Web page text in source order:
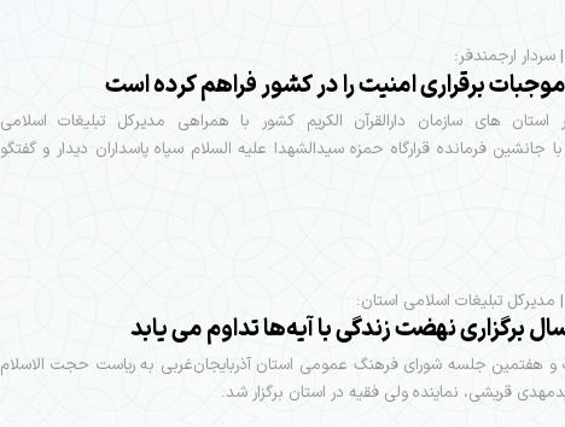
سردار ارجمندفر:
برقراری امنیت را در کشور فراهم کرده است
های سازمان دارالقرآن الکریم کشور با همراهی مدیرکل تبلیغات اسلامی
با جانشین فرمانده قرارگاه حمزه سیدالشهدا علیه السلام سپاه پاسداران دیدار و گفتگو
| مدیرکل تبلیغات اسلامی استان:
برگزاری نهضت زندگی با آیه‌ها تداوم می یابد
جلسه شورای فرهنگ عمومی استان آذربایجان‌غربی به ریاست حجت الاسلام
قریشی، نماینده ولی فقیه در استان برگزار شد.